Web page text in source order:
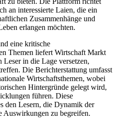
an interessierte Laien, die ein
Zusammenhänge und
erlangen möchten.
eine kritische
Themen liefert Wirtschaft Markt
in die Lage versetzen,
Die Berichterstattung umfasst
Wirtschaftsthemen, wobei
Hintergründe gelegt wird,
führen. Diese
den Lesern, die Dynamik der
Auswirkungen zu begreifen.